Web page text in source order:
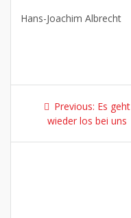
Hans-Joachim Albrecht
Previous: Es geht
wieder los bei uns